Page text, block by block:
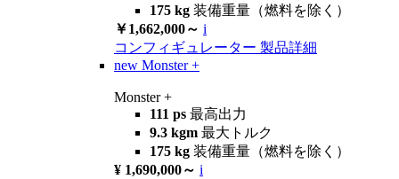
175 kg 装備重量（燃料を除く）
￥1,662,000～ i
コンフィギュレーター 製品詳細
new Monster +
Monster +
111 ps 最高出力
9.3 kgm 最大トルク
175 kg 装備重量（燃料を除く）
¥ 1,690,000～ i